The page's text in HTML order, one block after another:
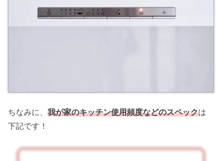
ちなみに、我が家のキッチン使用頻度などのスペックは
下記です！